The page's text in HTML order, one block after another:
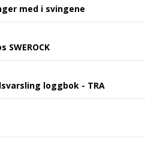
med i svingene
SWEROCK
loggbok - TRA